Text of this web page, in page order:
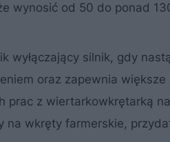
wynosić od 50 do ponad
silnik, gdy
oraz zapewnia
prac z wiertarkowkrętarką
na wkręty farmerskie,